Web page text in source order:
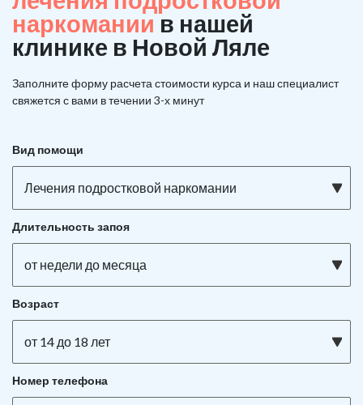
наркоманиив нашей
клинике в Новой Ляле
Заполните форму расчета стоимости курса и наш специалист
свяжется с вами в течении 3-х минут
Вид помощи
Лечения подростковой наркомании
Длительность запоя
от недели до месяца
Возраст
от 14 до 18 лет
Номер телефона